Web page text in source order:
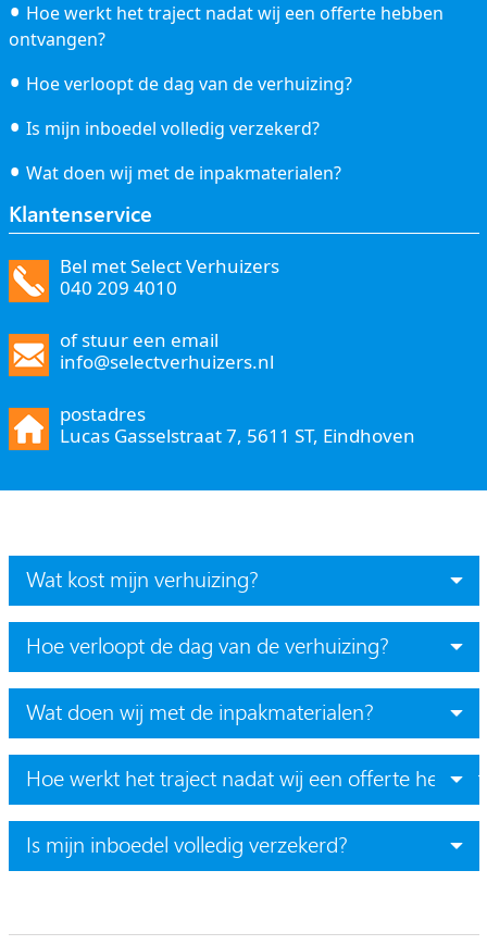
Hoe werkt het traject nadat wij een offerte hebben
ontvangen?
Hoe verloopt de dag van de verhuizing?
Is mijn inboedel volledig verzekerd?
Wat doen wij met de inpakmaterialen?
Klantenservice
Bel met Select Verhuizers
040 209 4010
of stuur een email
info@selectverhuizers.nl
postadres
Lucas Gasselstraat 7, 5611 ST, Eindhoven
Wat kost mijn verhuizing?
Hoe verloopt de dag van de verhuizing?
Wat doen wij met de inpakmaterialen?
Hoe werkt het traject nadat wij een offerte
Is mijn inboedel volledig verzekerd?